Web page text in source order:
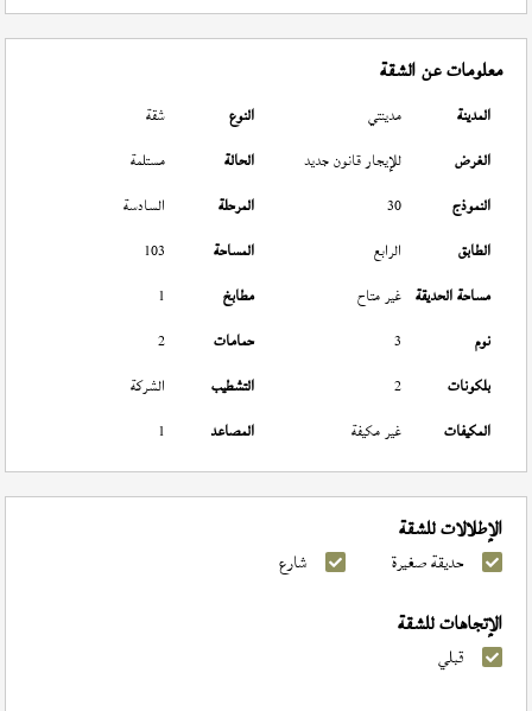
معلومات عن الشقة
المدينة مدينتي النوع
شقة
الغرض
للإيجار قانون جديد الحالة
مستلمة
النموذج
30 المرحلة
السادسة
الطابق
الرابع المساحة
103
مساحة الحديقة غير متاح مطابخ
1
نوم
3 حمامات
2
بلكونات
2 التشطيب
الشركة
المكيفات
غير مكيفة المصاعد 1
الإطلالات للشقة
حديقة صغيرة شارع
الإتجاهات للشقة
قبلي